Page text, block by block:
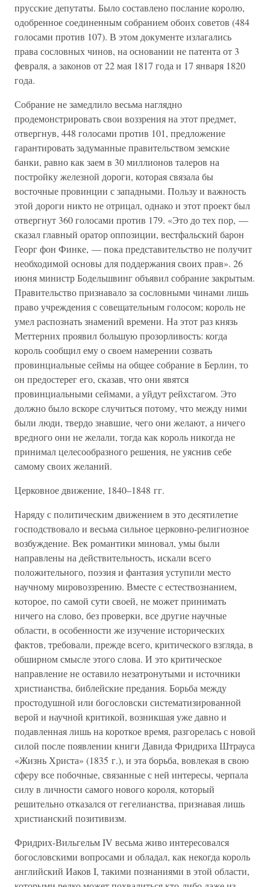
прусские депутаты. Было составлено послание королю,
одобренное соединенным собранием обоих советов (484
голосами против 107). В этом документе излагались
права сословных чинов, на основании не патента от 3
февраля, а законов от 22 мая 1817 года и 17 января 1820
года.
Собрание не замедлило весьма наглядно
продемонстрировать свои воззрения на этот предмет,
отвергнув, 448 голосами против 101, предложение
гарантировать задуманные правительством земские
банки, равно как заем в 30 миллионов талеров на
постройку железной дороги, которая связала бы
восточные провинции с западными. Пользу и важность
этой дороги никто не отрицал, однако и этот проект был
отвергнут 360 голосами против 179. «Это до тех пор, —
сказал главный оратор оппозиции, вестфальский барон
Георг фон Финке, — пока представительство не получит
необходимой основы для поддержания своих прав». 26
июня министр Бодельшвинг объявил собрание закрытым.
Правительство признавало за сословными чинами лишь
право учреждения с совещательным голосом; король не
умел распознать знамений времени. На этот раз князь
Меттерних проявил большую прозорливость: когда
король сообщил ему о своем намерении созвать
провинциальные сеймы на общее собрание в Берлин, то
он предостерег его, сказав, что они явятся
провинциальными сеймами, а уйдут рейхстагом. Это
должно было вскоре случиться потому, что между ними
были люди, твердо знавшие, чего они желают, а ничего
вредного они не желали, тогда как король никогда не
принимал целесообразного решения, не уяснив себе
самому своих желаний.
Церковное движение, 1840–1848 гг.
Наряду с политическим движением в это десятилетие
господствовало и весьма сильное церковно-религиозное
возбуждение. Век романтики миновал, умы были
направлены на действительность, искали всего
положительного, поэзия и фантазия уступили место
научному мировоззрению. Вместе с естествознанием,
которое, по самой сути своей, не может принимать
ничего на слово, без проверки, все другие научные
области, в особенности же изучение исторических
фактов, требовали, прежде всего, критического взгляда, в
обширном смысле этого слова. И это критическое
направление не оставило незатронутыми и источники
христианства, библейские предания. Борьба между
простодушной или богословски систематизированной
верой и научной критикой, возникшая уже давно и
подавленная лишь на короткое время, разгорелась с новой
силой после появлении книги Давида Фридриха Штрауса
«Жизнь Христа» (1835 г.), и эта борьба, вовлекая в свою
сферу все побочные, связанные с ней интересы, черпала
силу в личности самого нового короля, который
решительно отказался от гегелианства, признавая лишь
христианский позитивизм.
Фридрих-Вильгельм IV весьма живо интересовался
богословскими вопросами и обладал, как некогда король
английский Иаков I, такими познаниями в этой области,